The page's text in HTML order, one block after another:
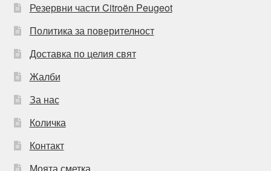
Резервни части Citroën Peugeot
Политика за поверителност
Доставка по целия свят
Жалби
За нас
Количка
Контакт